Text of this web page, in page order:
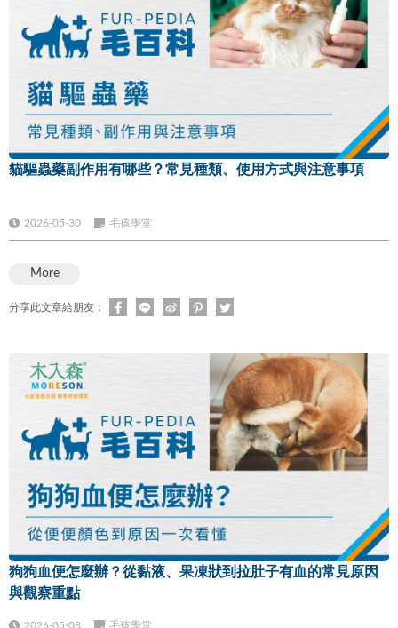
貓驅蟲藥副作用有哪些？常見種類、使用方式與注意事項
2026-05-30 毛孩學堂
More
分享此文章給朋友：
狗狗血便怎麼辦？從黏液、果凍狀到拉肚子有血的常見原因
與觀察重點
2026-05-08 毛孩學堂